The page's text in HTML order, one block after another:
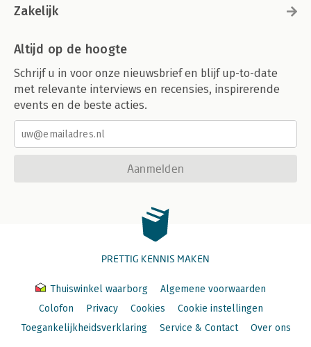
Zakelijk
Altijd op de hoogte
Schrijf u in voor onze nieuwsbrief en blijf up-to-date
met relevante interviews en recensies, inspirerende
events en de beste acties.
Aanmelden
PRETTIG KENNIS MAKEN
Thuiswinkel waarborg
Algemene voorwaarden
Colofon
Privacy Cookies
Cookie instellingen
Toegankelijkheidsverklaring
Service & Contact Over ons